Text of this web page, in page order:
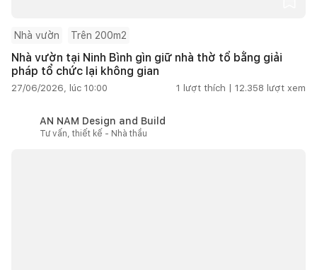
Nhà vườn Trên 200m2
Nhà vườn tại Ninh Bình gìn giữ nhà thờ tổ bằng giải
pháp tổ chức lại không gian
27/06/2026, lúc 10:00 1 lượt thích | 12.358 lượt xem
AN NAM Design and Build
Tư vấn, thiết kế - Nhà thầu